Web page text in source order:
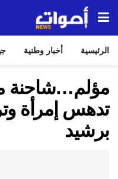
الرئيسية أخبار وطنية
مؤلم…شاحنة
تدهس إمرأة
برشيد